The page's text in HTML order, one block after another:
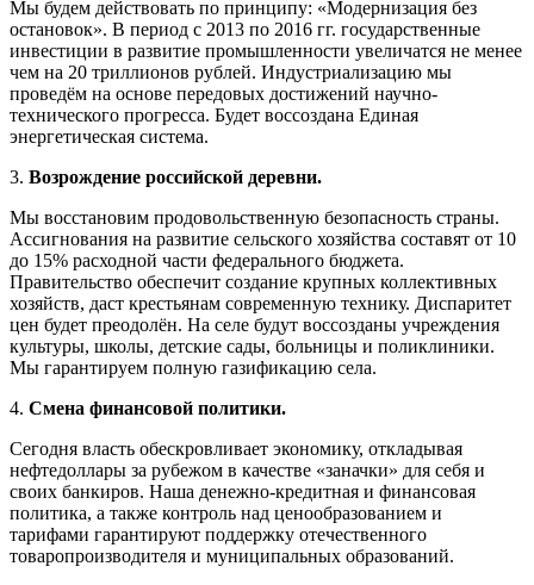
Мы будем действовать по принципу: «Модернизация без
остановок». В период с 2013 по 2016 гг. государственные
инвестиции в развитие промышленности увеличатся не менее
чем на 20 триллионов рублей. Индустриализацию мы
проведём на основе передовых достижений научно-
технического прогресса. Будет воссоздана Единая
энергетическая система.
3. Возрождение российской деревни.
Мы восстановим продовольственную безопасность страны.
Ассигнования на развитие сельского хозяйства составят от 10
до 15% расходной части федерального бюджета.
Правительство обеспечит создание крупных коллективных
хозяйств, даст крестьянам современную технику. Диспаритет
цен будет преодолён. На селе будут воссозданы учреждения
культуры, школы, детские сады, больницы и поликлиники.
Мы гарантируем полную газификацию села.
4. Смена финансовой политики.
Сегодня власть обескровливает экономику, откладывая
нефтедоллары за рубежом в качестве «заначки» для себя и
своих банкиров. Наша денежно-кредитная и финансовая
политика, а также контроль над ценообразованием и
тарифами гарантируют поддержку отечественного
товаропроизводителя и муниципальных образований.